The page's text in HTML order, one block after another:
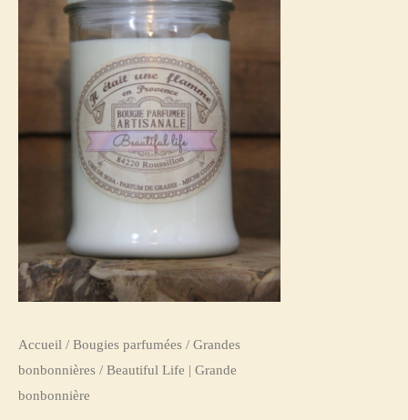
Accueil / Bougies parfumées / Grandes
bonbonnières / Beautiful Life | Grande
bonbonnière
bonbonnière